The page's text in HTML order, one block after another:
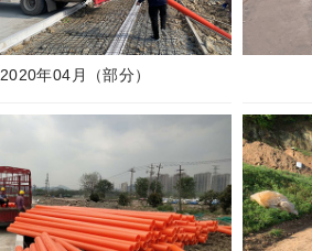
2020年04月（部分）